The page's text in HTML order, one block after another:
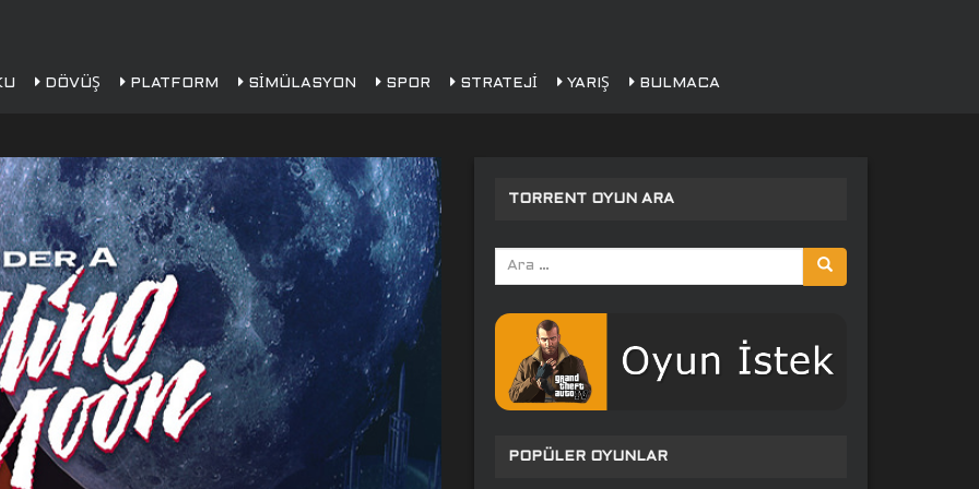
DÖVÜŞ PLATFORM SIMÜLASYON SPOR STRATEJI YARIŞ BULMACA
TORRENT OYUN ARA
Arama
yap:
POPÜLER OYUNLAR